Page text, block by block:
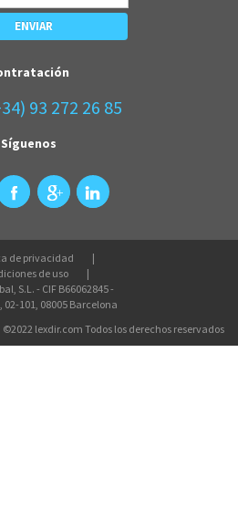
93 272 26 85
Síguenos
de privacidad
de uso
S.L. - CIF B66062845 -
02-101, 08005 Barcelona
©2022 lexdir.com Todos los derechos reservados